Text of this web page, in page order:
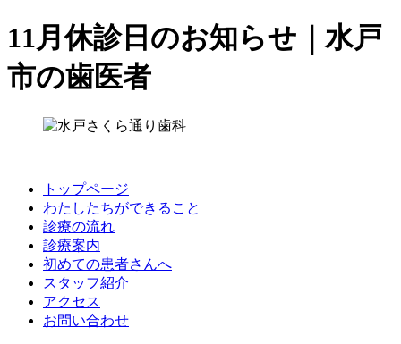
11月休診日のお知らせ｜水戸
市の歯医者
トップページ
わたしたちができること
診療の流れ
診療案内
初めての患者さんへ
スタッフ紹介
アクセス
お問い合わせ